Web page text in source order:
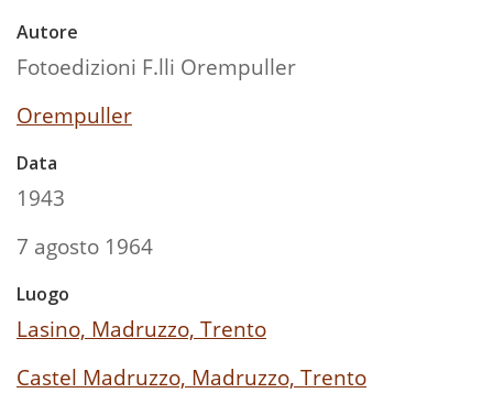
Autore
Fotoedizioni F.lli Orempuller
Orempuller
Data
1943
7 agosto 1964
Luogo
Lasino, Madruzzo, Trento
Castel Madruzzo, Madruzzo, Trento